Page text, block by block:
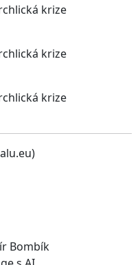
krize
krize
krize
Bombík